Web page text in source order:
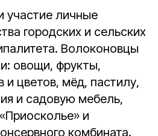
участие личные
городских и сельских
Волоконовцы
овощи, фрукты,
и цветов, мёд, пастилу,
и садовую мебель,
и
комбината.